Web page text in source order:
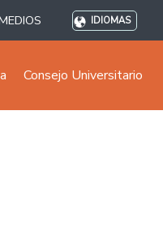
IDIOMAS
Consejo Universitario